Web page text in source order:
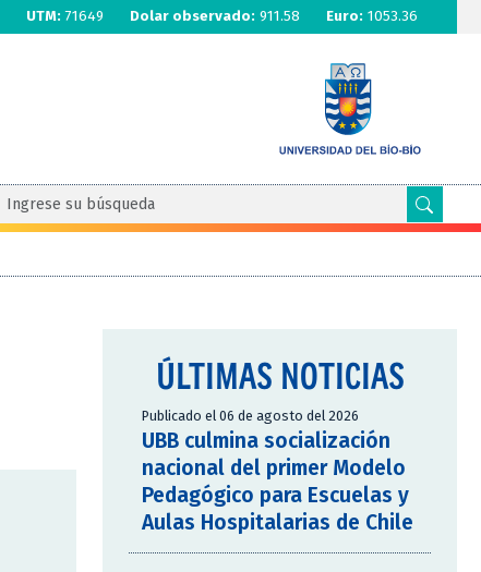
UTM: 71649 Dolar observado: 911.58 Euro: 1053.36
ÚLTIMAS NOTICIAS
Publicado el 06 de agosto del 2026
UBB culmina socialización
nacional del primer Modelo
Pedagógico para Escuelas y
Aulas Hospitalarias de Chile